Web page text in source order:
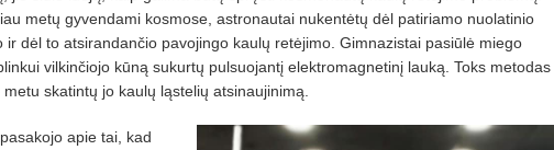
metų gyvendami kosmose, astronautai nukentėtų dėl patiriamo nuolatinio
ir dėl to atsirandančio pavojingo kaulų retėjimo. Gimnazistai pasiūlė miego
vilkinčiojo kūną sukurtų pulsuojantį elektromagnetinį lauką. Toks metodas
skatintų jo kaulų ląstelių atsinaujinimą.
apie tai, kad